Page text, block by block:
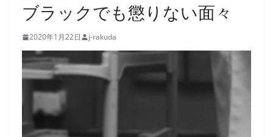
ブラックでも懲りない面々
2020年1月22日 j-rakuda